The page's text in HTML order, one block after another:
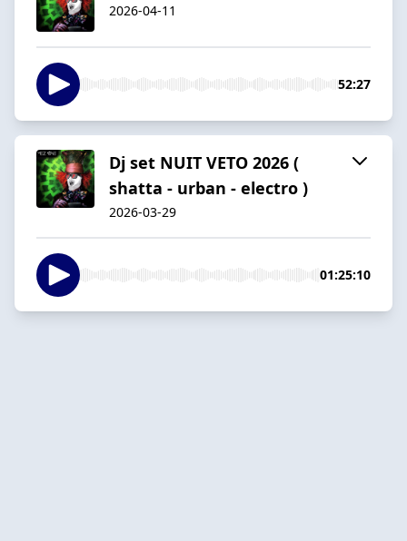
2026-04-11
52:27
Dj set NUIT VETO 2026 (
shatta - urban - electro )
2026-03-29
01:25:10